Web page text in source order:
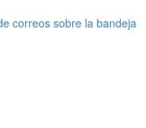
correos sobre la bandeja